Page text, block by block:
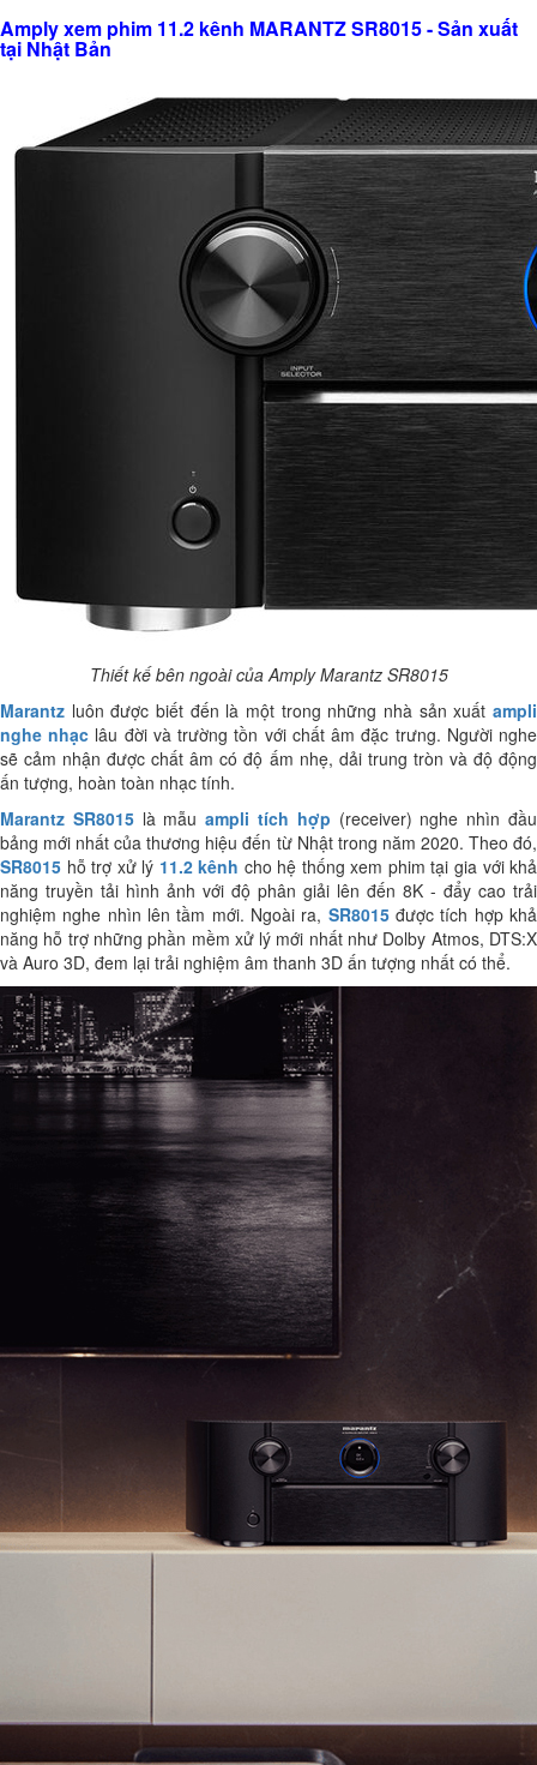
Amply xem phim 11.2 kênh MARANTZ SR8015 - Sản xuất
tại Nhật Bản
Thiết kế bên ngoài của Amply Marantz SR8015
Marantz luôn được biết đến là một trong những nhà sản xuất ampli
nghe nhạc lâu đời và trường tồn với chất âm đặc trưng. Người nghe
sẽ cảm nhận được chất âm có độ ấm nhẹ, dải trung tròn và độ động
ấn tượng, hoàn toàn nhạc tính.
Marantz SR8015là mẫuampli tích hợp (receiver) nghe nhìn đầu
bảng mới nhất của thương hiệu đến từ Nhật trong năm 2020. Theo đó,
SR8015 hỗ trợ xử lý 11.2 kênh cho hệ thống xem phim tại gia với khả
năng truyền tải hình ảnh với độ phân giải lên đến 8K - đẩy cao trải
nghiệm nghe nhìn lên tầm mới. Ngoài ra, SR8015được tích hợp khả
năng hỗ trợ những phần mềm xử lý mới nhất như Dolby Atmos, DTS:X
và Auro 3D, đem lại trải nghiệm âm thanh 3D ấn tượng nhất có thể.